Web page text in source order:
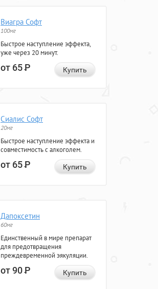
Виагра Софт
100мг
Быстрое наступление эффекта,
уже через 20 минут.
от 65Р Купить
Сиалис Софт
20мг
Быстрое наступление эффекта и
совместимость с алкоголем.
от 65Р Купить
Дапоксетин
60мг
Единственный в мире препарат
для предотвращения
преждевременной эякуляции.
от 90Р Купить